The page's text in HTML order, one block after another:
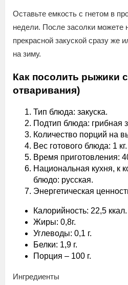
Оставьте емкость с гнетом в
недели. После засолки можете
прекрасной закуской сразу же
на зиму.
Как посолить рыжики
отваривания)
Тип блюда: закуска.
Подтип блюда: грибная
Количество порций на
Вес готового блюда: 1 кг.
Время приготовления:
Национальная кухня, к
блюдо: русская.
Энергетическая
Калорийность: 22,5 ккал.
Жиры: 0,8г.
Углеводы: 0,1 г.
Белки: 1,9 г.
Порция – 100 г.
Ингредиенты